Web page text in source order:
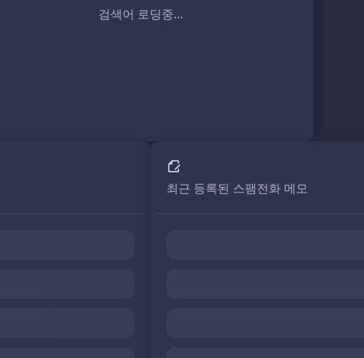
검색어 로딩중...
최근 등록된 스팸전화 메모